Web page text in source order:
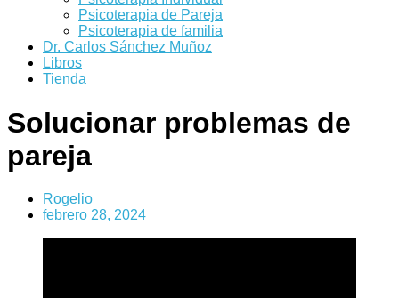
Psicoterapia de Pareja
Psicoterapia de familia
Dr. Carlos Sánchez Muñoz
Libros
Tienda
Solucionar problemas de
pareja
Rogelio
febrero 28, 2024